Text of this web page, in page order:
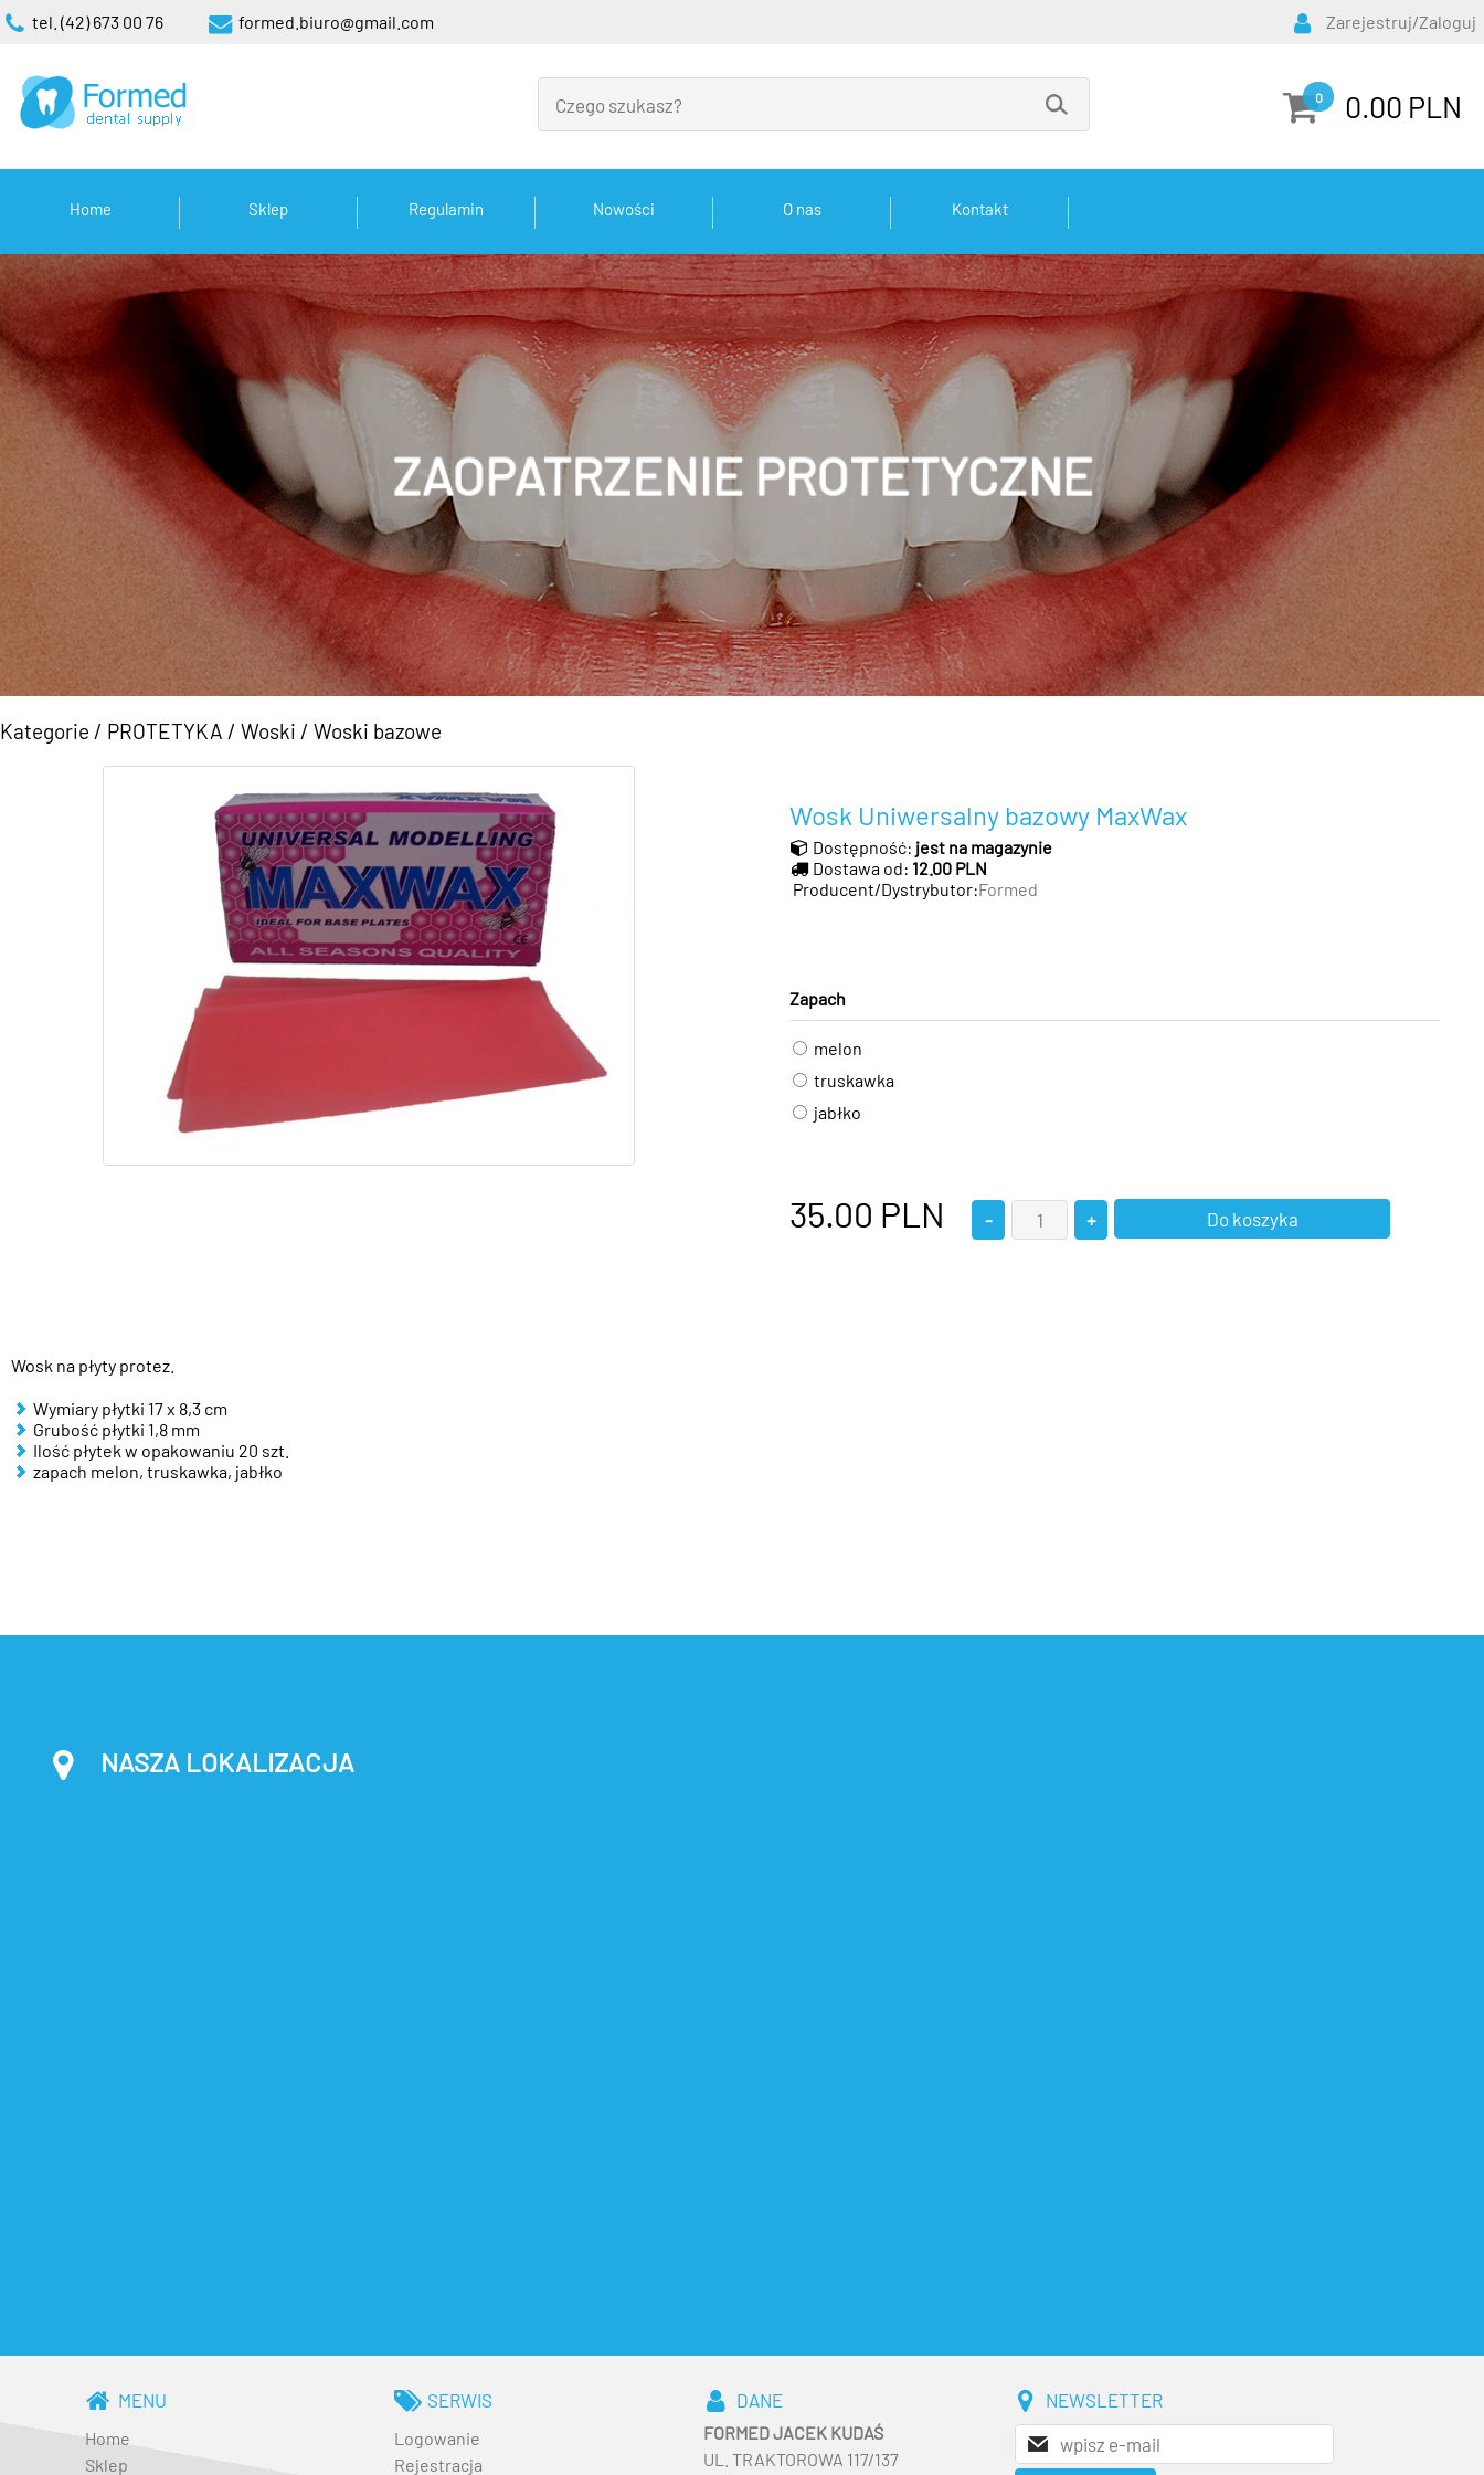
tel. (42) 673 00 76 formed.biuro@gmail.com Zarejestruj/Zaloguj
0 0.00 PLN
Home Sklep Regulamin Nowości O nas Kontakt
ZAOPATRZENIE PROTETYCZNE
Kategorie / PROTETYKA / Woski / Woski bazowe
Wosk Uniwersalny bazowy MaxWax
Dostępność: jest na magazynie
Dostawa od: 12.00 PLN
Producent/Dystrybutor:Formed
Zapach
melon
truskawka
jabłko
35.00 PLN
Wosk na płyty protez.
Wymiary płytki 17 x 8,3 cm
Grubość płytki 1,8 mm
Ilość płytek w opakowaniu 20 szt.
zapach melon, truskawka, jabłko
NASZA LOKALIZACJA
MENU
Home
Sklep
SERWIS
Logowanie
Rejestracja
DANE
FORMED JACEK KUDAŚ
UL. TRAKTOROWA 117/137
NEWSLETTER